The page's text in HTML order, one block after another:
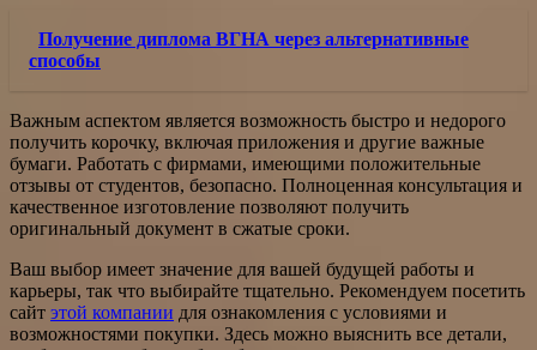
Получение диплома ВГНА через альтернативные
способы
Важным аспектом является возможность быстро и недорого
получить корочку, включая приложения и другие важные
бумаги. Работать с фирмами, имеющими положительные
отзывы от студентов, безопасно. Полноценная консультация и
качественное изготовление позволяют получить
оригинальный документ в сжатые сроки.
Ваш выбор имеет значение для вашей будущей работы и
карьеры, так что выбирайте тщательно. Рекомендуем посетить
сайт этой компании для ознакомления с условиями и
возможностями покупки. Здесь можно выяснить все детали,